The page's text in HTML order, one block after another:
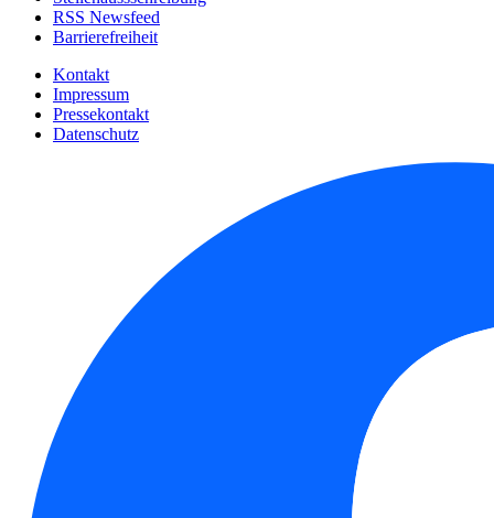
RSS Newsfeed
Barrierefreiheit
Kontakt
Impressum
Pressekontakt
Datenschutz